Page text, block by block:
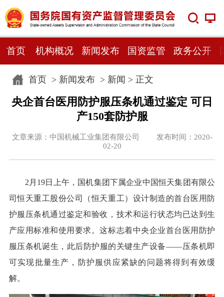
首页 机构概况 新闻发布 国资监管 政务公开
首页> 新闻发布> 新闻 > 正文
央企首台医用防护服压条机通过鉴定 可日
产150套防护服
文章来源：中国机械工业集团有限公司 发布时间：2020-
02-20
2月19日上午，国机集团下属企业中国恒天集团有限公
司恒天重工股份公司（恒天重工）设计制造的首台医用防
护服压条机通过鉴定和验收，技术和运行状态均已达到生
产应用标准和使用要求。这标志着中央企业首台医用防护
服压条机诞生，此后防护服的关键生产设备——压条机即
可实现批量生产，防护服供应紧缺的问题将得到有效缓
解。